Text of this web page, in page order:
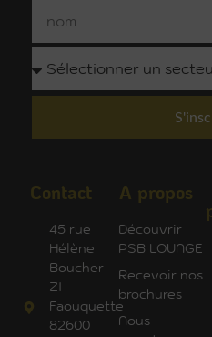
Contact
45 rue
Hélène
Boucher
ZI
Faouquette
82600
A propos
Découvrir
PSB LOUNGE
Recevoir nos
brochures
Nous